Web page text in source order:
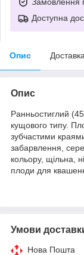
Доступна
Опис Доставка
Опис
Ранньостиглий
кущового типу.
зубчастими
забарвлення,
кольору, щільна,
плоди для
Умови
Нова Пошта